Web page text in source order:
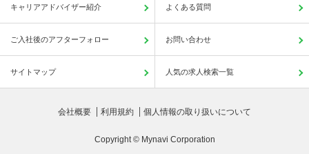
キャリアアドバイザー紹介 よくある質問
ご入社後のアフターフォロー お問い合わせ
サイトマップ 人気の求人検索一覧
会社概要 利用規約 個人情報の取り扱いについて
Copyright © Mynavi Corporation